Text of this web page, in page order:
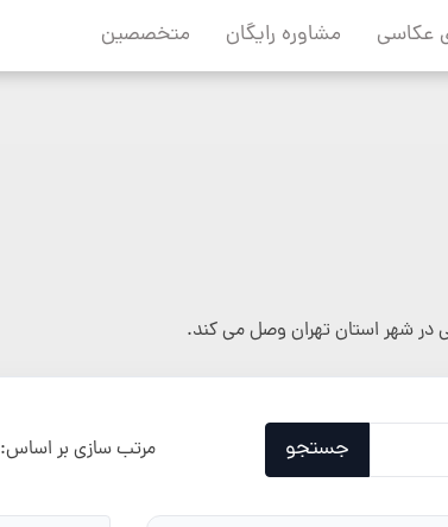
عکاسی مشاوره رایگان متخصصین
در شهر استان تهران وصل می کند.
جستجو مرتب سازی بر اساس: